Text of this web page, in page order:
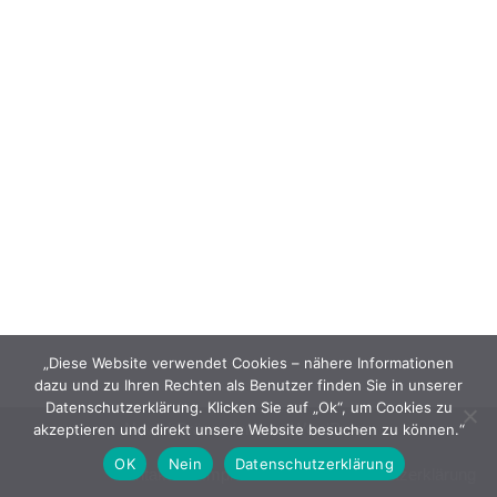
Neve| Präsentiert vonWordPress
Kontakt Impressum Datenschutzerklärung
„Diese Website verwendet Cookies – nähere Informationen
dazu und zu Ihren Rechten als Benutzer finden Sie in unserer
Datenschutzerklärung. Klicken Sie auf „Ok“, um Cookies zu
akzeptieren und direkt unsere Website besuchen zu können.“
OK
Nein Datenschutzerklärung